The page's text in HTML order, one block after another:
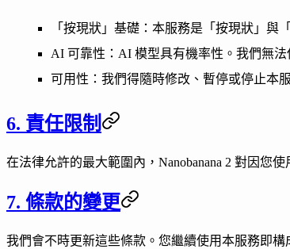
「按現狀」基礎 ：本服務是「按現狀」與
AI 可靠性 ：AI 模型具有機率性。我們無
可用性 ：我們得隨時修改、暫停或停止本
6. 責任限制
在法律允許的最大範圍內，Nanobanana 2 對因您
7. 條款的變更
我們會不時更新這些條款。您繼續使用本服務即構